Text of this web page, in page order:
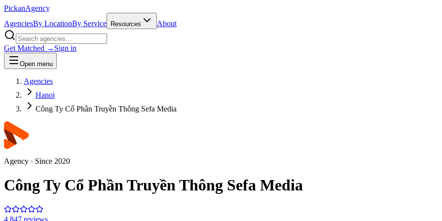
PickanAgency
AgenciesBy LocationBy Service Resources About
Get Matched → Sign in
Open menu
Agencies
Hanoi
Công Ty Cổ Phần Truyền Thông Sefa Media
Agency · Since 2020
Công Ty Cổ Phần Truyền Thông Sefa Media
4.847 reviews